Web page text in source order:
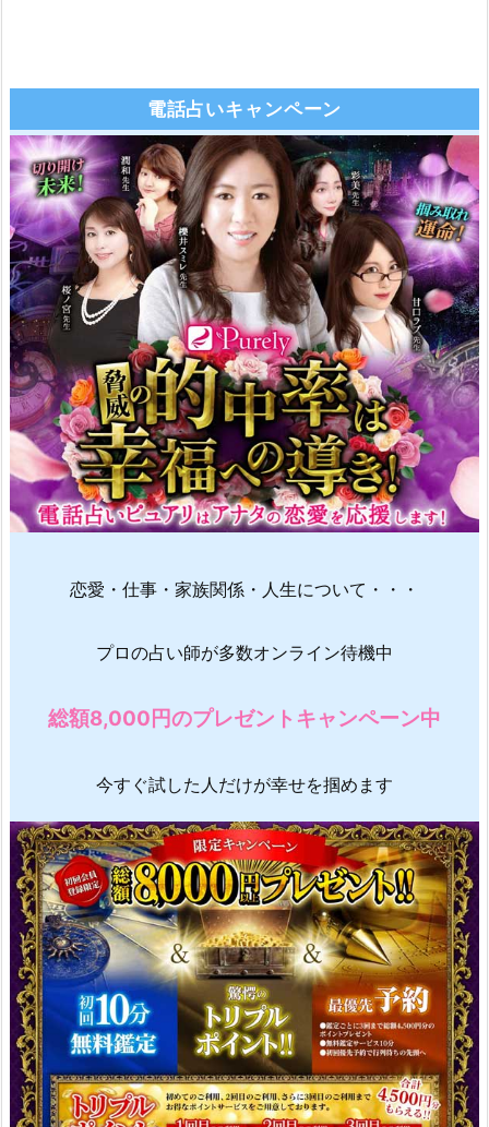
電話占いキャンペーン
恋愛・仕事・家族関係・人生について・・・
プロの占い師が多数オンライン待機中
総額8,000円のプレゼントキャンペーン中
今すぐ試した人だけが幸せを掴めます